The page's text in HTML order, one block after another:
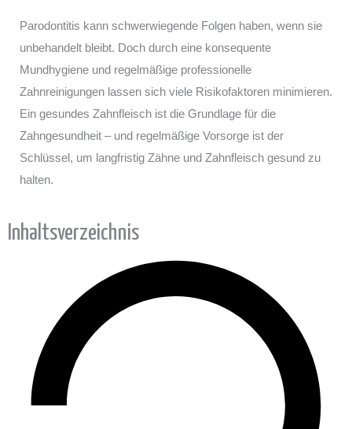
Inhaltsverzeichnis
Parodontitis kann schwerwiegende Folgen haben, wenn sie
unbehandelt bleibt. Doch durch eine konsequente
Mundhygiene und regelmäßige professionelle
Zahnreinigungen lassen sich viele Risikofaktoren minimieren.
Ein gesundes Zahnfleisch ist die Grundlage für die
Zahngesundheit – und regelmäßige Vorsorge ist der
Schlüssel, um langfristig Zähne und Zahnfleisch gesund zu
halten.